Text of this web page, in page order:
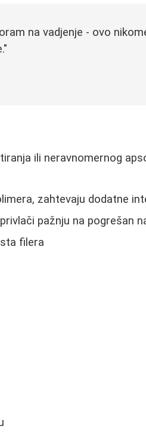
na vadjenje - ovo
ili neravnomernog
zahtevaju dodatne
pažnju na pogrešan
filera